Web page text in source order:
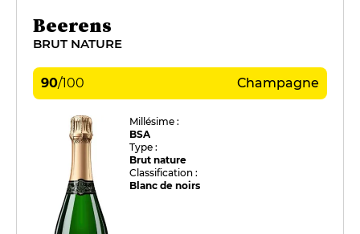
Beerens
BRUT NATURE
90/100 Champagne
Millésime :
BSA
Type :
Brut nature
Classification :
Blanc de noirs